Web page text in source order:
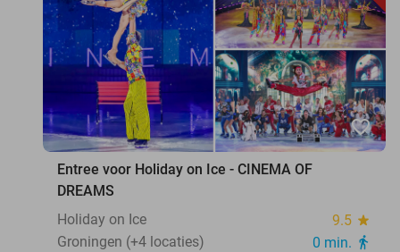
favorite_border
Entree voor Holiday on Ice - CINEMA OF
DREAMS
Holiday on Ice
9.5 star
Groningen (+4 locaties) 0 min. directions_walk